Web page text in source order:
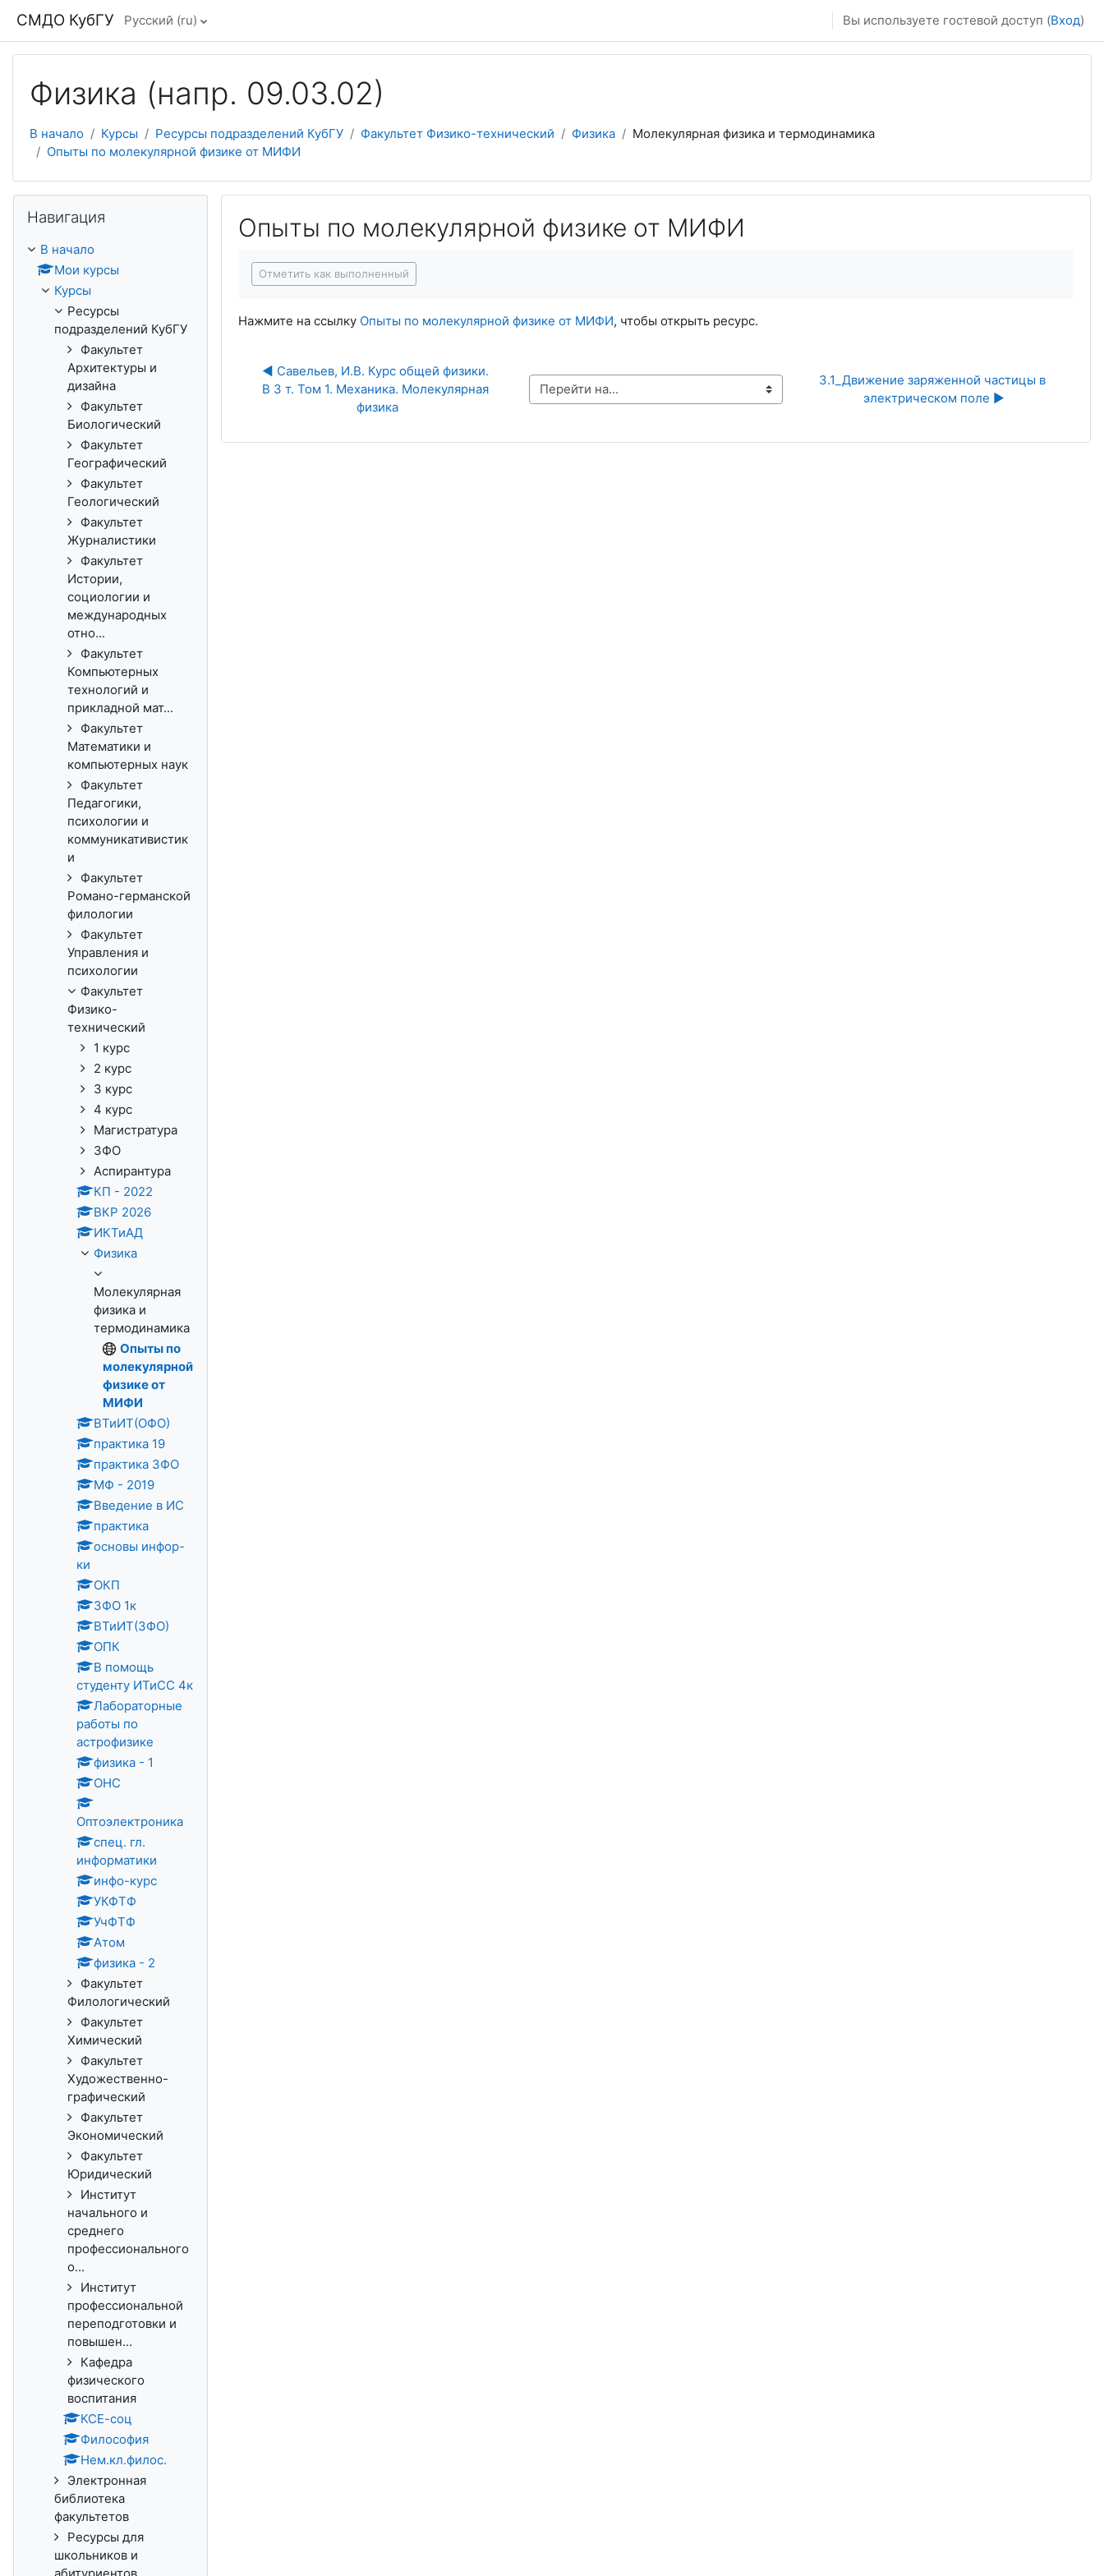
СМДО КубГУ Русский ‎(ru)‎ Вы используете гостевой доступ (Вход)
Физика (напр. 09.03.02)
В начало Курсы Ресурсы подразделений КубГУ Факультет Физико-технический Физика
Молекулярная физика и термодинамика
Опыты по молекулярной физике от МИФИ
Опыты по молекулярной физике от МИФИ
Отметить как выполненный
Нажмите на ссылку Опыты по молекулярной физике от МИФИ, чтобы открыть ресурс.
◀︎ Савельев, И.В. Курс общей физики.
В 3 т. Том 1. Механика. Молекулярная
физика
Перейти на...
3.1_Движение заряженной частицы в
электрическом поле ▶︎
Навигация
В начало
Мои курсы
Курсы
Ресурсы
подразделений КубГУ
Факультет
Архитектуры и
дизайна
Факультет
Биологический
Факультет
Географический
Факультет
Геологический
Факультет
Журналистики
Факультет
Истории,
социологии и
международных
отно...
Факультет
Компьютерных
технологий и
прикладной мат...
Факультет
Математики и
компьютерных наук
Факультет
Педагогики,
психологии и
коммуникативистик
и
Факультет
Романо-германской
филологии
Факультет
Управления и
психологии
Факультет
Физико-
технический
1 курс
2 курс
3 курс
4 курс
Магистратура
ЗФО
Аспирантура
КП - 2022
ВКР 2026
ИКТиАД
Физика
Молекулярная
физика и
термодинамика
Опыты по
молекулярной
физике от
МИФИ
ВТиИТ(ОФО)
практика 19
практика ЗФО
МФ - 2019
Введение в ИС
практика
основы инфор-
ки
ОКП
ЗФО 1к
ВТиИТ(ЗФО)
ОПК
В помощь
студенту ИТиСС 4к
Лабораторные
работы по
астрофизике
физика - 1
ОНС
Оптоэлектроника
спец. гл.
информатики
инфо-курс
УКФТФ
УчФТФ
Атом
физика - 2
Факультет
Филологический
Факультет
Химический
Факультет
Художественно-
графический
Факультет
Экономический
Факультет
Юридический
Институт
начального и
среднего
профессионального
о...
Институт
профессиональной
переподготовки и
повышен...
Кафедра
физического
воспитания
КСЕ-соц
Философия
Нем.кл.филос.
Электронная
библиотека
факультетов
Ресурсы для
школьников и